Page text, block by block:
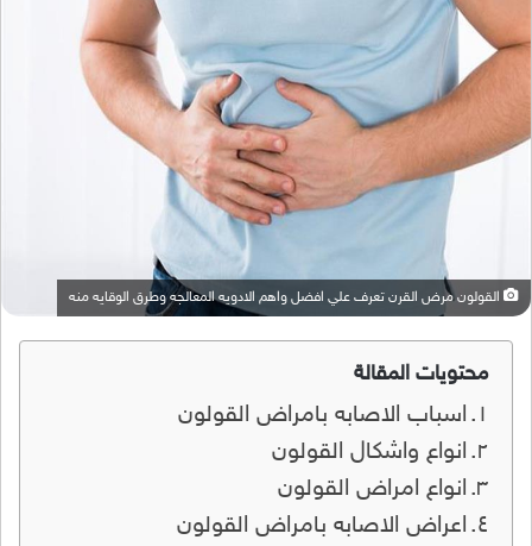
القولون مرض القرن تعرف علي افضل واهم الادويه المعالجه وطرق الوقايه منه
محتويات المقالة
اسباب الاصابه بامراض القولون
انواع واشكال القولون
انواع امراض القولون
اعراض الاصابه بامراض القولون